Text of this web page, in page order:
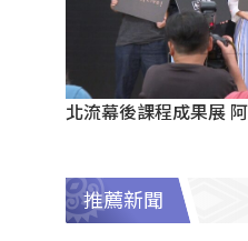
北流幕後課程成果展
推薦新聞